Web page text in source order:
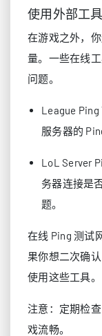
使用外部工具
在游戏之外，
量。一些在线
问题。
League
服务器的
LoL Server
务器连接是
题。
在线 Ping 测试
果你想二次确
使用这些工具。
注意：定期检
戏流畅。